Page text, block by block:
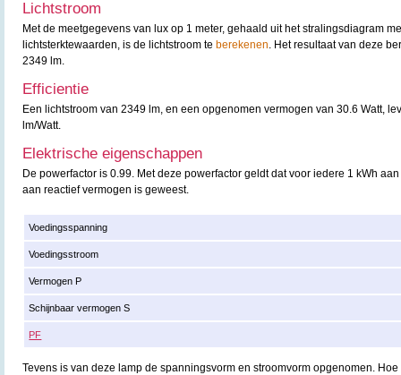
Lichtstroom
Met de meetgegevens van lux op 1 meter, gehaald uit het stralingsdiagram
lichtsterktewaarden, is de lichtstroom te berekenen. Het resultaat van deze
2349 lm.
Efficientie
Een lichtstroom van 2349 lm, en een opgenomen vermogen van 30.6 Watt,
lm/Watt.
Elektrische eigenschappen
De powerfactor is 0.99. Met deze powerfactor geldt dat voor iedere 1 kWh
aan reactief vermogen is geweest.
Voedingsspanning
Voedingsstroom
Vermogen P
Schijnbaar vermogen S
PF
Tevens is van deze lamp de spanningsvorm en stroomvorm opgenomen. Hoe